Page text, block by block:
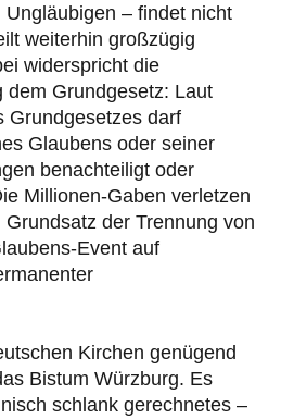
– findet nicht
weiterhin großzügig
widerspricht die
dem Grundgesetz: Laut
Grundgesetzes darf
Glaubens oder seiner
benachteiligt oder
Millionen-Gaben verletzen
der Trennung von
Event auf
Kirchen genügend
Bistum Würzburg. Es
schlank gerechnetes –